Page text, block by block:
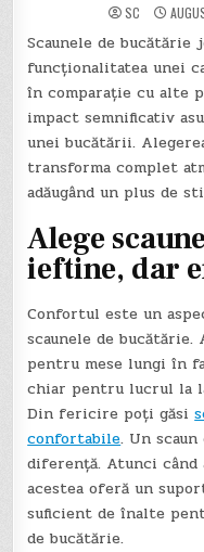
SC
Scaunele de
funcționalitatea unei
în comparație cu alte
impact semnificativ
unei bucătării.
transforma complet
adăugând un plus de
Alege
ieftine, dar
Confortul este un
scaunele de bucătărie.
pentru mese lungi în
chiar pentru lucrul la
Din fericire poți găsi
confortabile. Un
diferență. Atunci când
acestea oferă un
suficient de înalte
de bucătărie.